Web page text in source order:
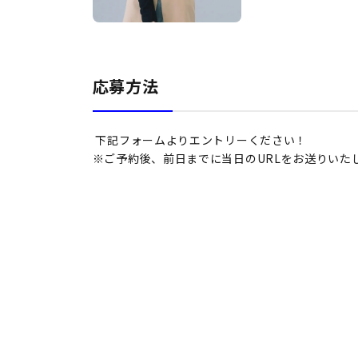
応募方法
下記フォームよりエントリーください！
※ご予約後、前日までに当日のURLをお送りいた